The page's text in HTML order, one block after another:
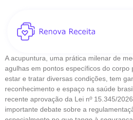
A acupuntura, uma prática milenar de
agulhas em pontos específicos do corpo
estar e tratar diversas condições, tem
reconhecimento e espaço na saúde
recente aprovação da Lei nº 15.345/
importante debate sobre a